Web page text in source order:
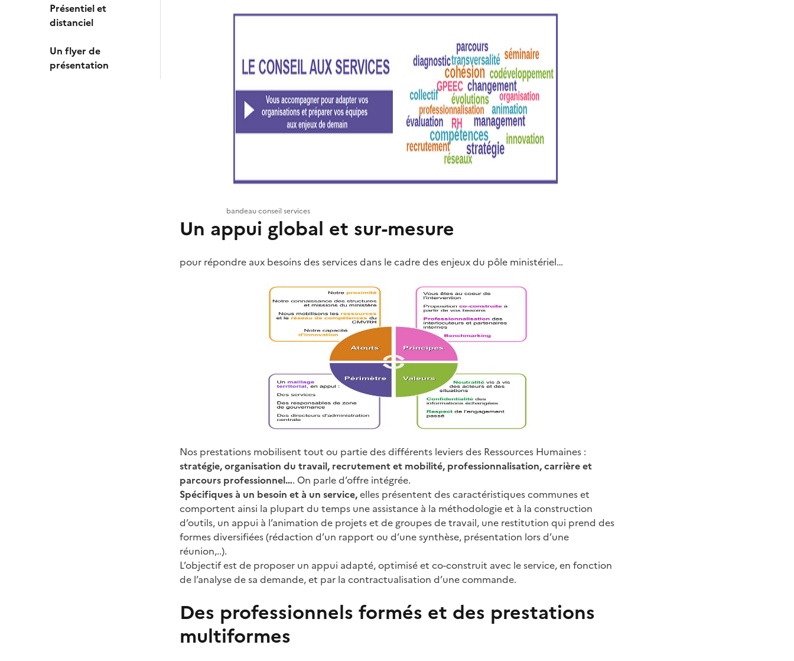
Présentiel et
distanciel
Un flyer de
présentation
bandeau conseil services
Un appui global et sur-mesure
pour répondre aux besoins des services dans le cadre des enjeux du pôle ministériel…
Nos prestations mobilisent tout ou partie des différents leviers des Ressources Humaines :
stratégie, organisation du travail, recrutement et mobilité, professionnalisation, carrière et
parcours professionnel…. On parle d’offre intégrée.
Spécifiques à un besoin et à un service,elles présentent des caractéristiques communes et
comportent ainsi la plupart du temps une assistance à la méthodologie et à la construction
d’outils, un appui à l’animation de projets et de groupes de travail, une restitution qui prend des
formes diversifiées (rédaction d’un rapport ou d’une synthèse, présentation lors d’une
réunion,..).
L’objectif est de proposer un appui adapté, optimisé et co-construit avec le service, en fonction
de l’analyse de sa demande, et par la contractualisation d’une commande.
Des professionnels formés et des prestations
multiformes